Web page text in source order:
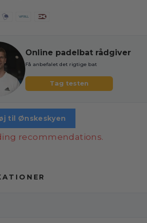
Online padelbat rådgiver
Få anbefalet det rigtige bat
Tag testen
til Ønskeskyen
recommendations.